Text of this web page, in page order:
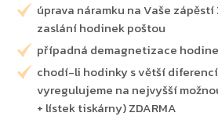
úprava náramku na Vaše
zaslání hodinek poštou
případná demagnetizace
chodí-li hodinky s větší
vyregulujeme na nejvyšší
+ lístek tiskárny) ZDARMA